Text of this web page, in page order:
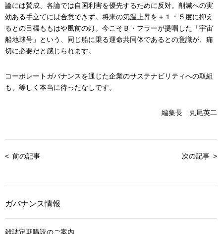
論には賛成、各論では自国利害を優先するために反対。削減への実
効ある手立てには合意できず。将来の気温上昇を＋１・５度に抑え
るとの目標ももはや風前の灯。今こそＢ・フラーが提唱した「宇宙
船地球号」という、同じ船に乗る運命共同体であるとの意識が、痛
切に必要だと感じられます。
コーポレートガバナンスを通じた企業のサステナビリティへの取組
も、等しく本当に待ったなしです。
編集長 丸尾英二
前の記事 次の記事
ガバナンス情報
雑誌定期購読のご案内